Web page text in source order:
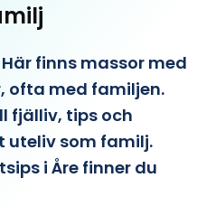
finns massor med
ofta med familjen.
fjälliv, tips och
uteliv som familj.
i Åre finner du